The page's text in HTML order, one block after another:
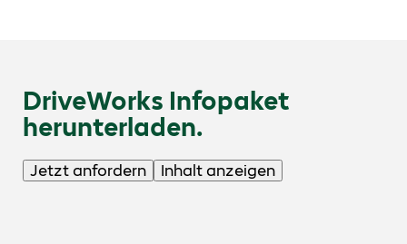
DriveWorks Infopaket
herunterladen.
Jetzt anfordern Inhalt anzeigen